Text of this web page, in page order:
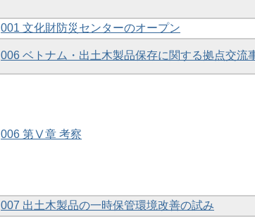
001 文化財防災センターのオープン
006 ベトナム・出土木製品保存に関する拠点交流
006 第Ⅴ章 考察
007 出土木製品の一時保管環境改善の試み